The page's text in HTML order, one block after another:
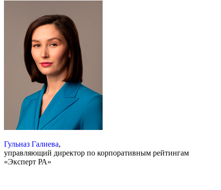
Гульназ Галиева,
управляющий директор по корпоративным рейтингам
«Эксперт РА»